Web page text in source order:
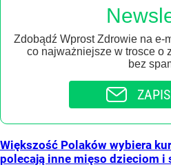
Zdobądź Wprost Zdrowie na e-
co najważniejsze w trosce o
bez
Większość Polaków wybiera
polecają inne mięso dzieciom i